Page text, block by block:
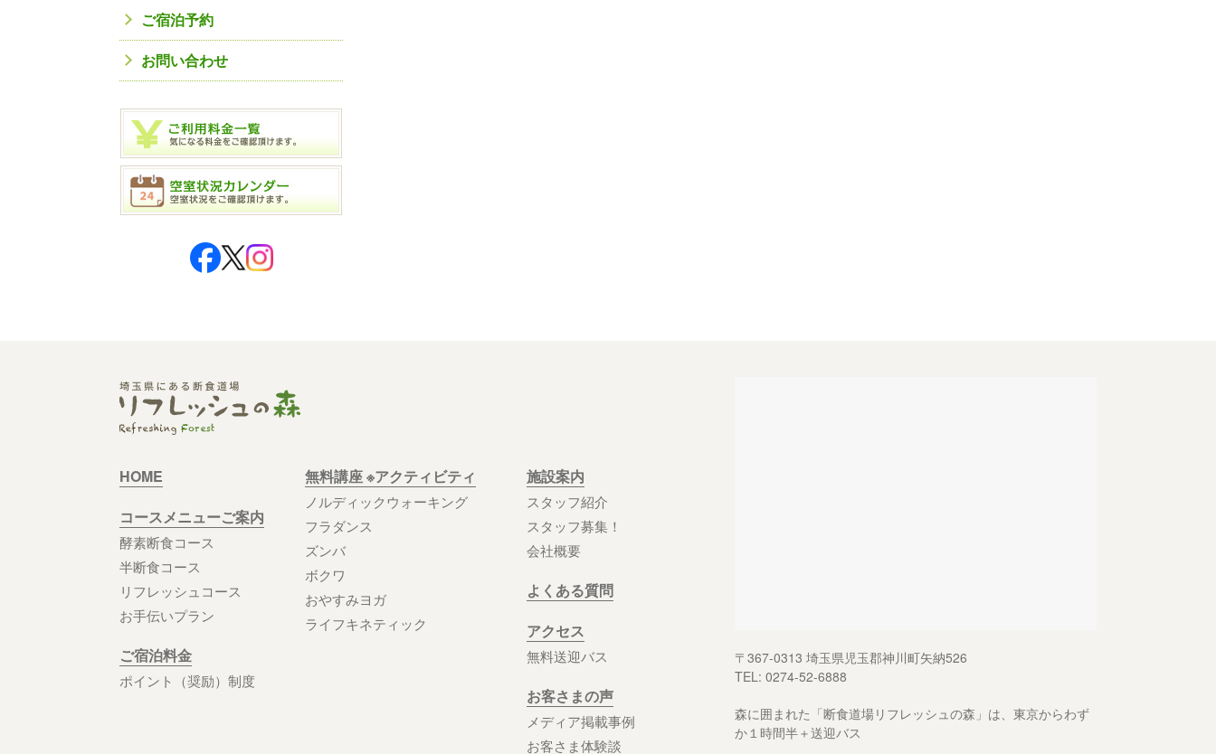
ご宿泊予約
お問い合わせ
HOME
コースメニューご案内
酵素断食コース
半断食コース
リフレッシュコース
お手伝いプラン
ご宿泊料金
ポイント（奨励）制度
無料講座 ※アクティビティ
ノルディックウォーキング
フラダンス
ズンバ
ボクワ
おやすみヨガ
ライフキネティック
施設案内
スタッフ紹介
スタッフ募集！
会社概要
よくある質問
アクセス
無料送迎バス
お客さまの声
メディア掲載事例
お客さま体験談
〒367-0313 埼玉県児玉郡神川町矢納526
TEL: 0274-52-6888
森に囲まれた「断食道場リフレッシュの森」は、東京からわず
か１時間半＋送迎バス